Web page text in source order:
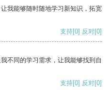
我能够随时随地学习新知识，拓宽
支持[0] 反对[0]
不同的学习需求，让我能够找到自
支持[0] 反对[0]